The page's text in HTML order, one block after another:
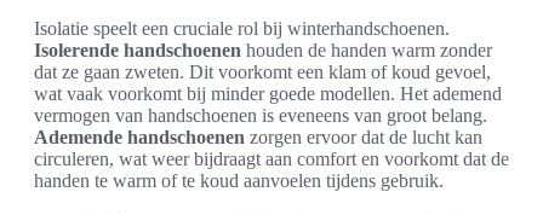
Isolatie speelt een cruciale rol bij winterhandschoenen.
Isolerende handschoenen houden de handen warm zonder
dat ze gaan zweten. Dit voorkomt een klam of koud gevoel,
wat vaak voorkomt bij minder goede modellen. Het ademend
vermogen van handschoenen is eveneens van groot belang.
Ademende handschoenen zorgen ervoor dat de lucht kan
circuleren, wat weer bijdraagt aan comfort en voorkomt dat de
handen te warm of te koud aanvoelen tijdens gebruik.